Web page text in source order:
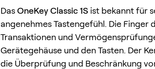
DasOneKey Classic 1S ist bekannt für
angenehmes Tastengefühl. Die
Transaktionen und
Gerätegehäuse und den Tasten. Der
die Überprüfung und Beschränkung